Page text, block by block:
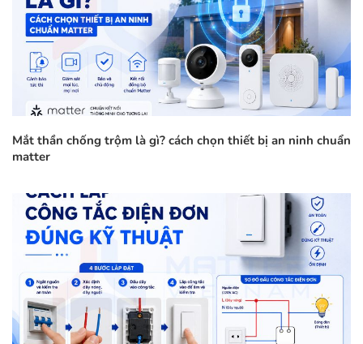
Mắt thần chống trộm là gì? cách chọn thiết bị an ninh chuẩn
matter